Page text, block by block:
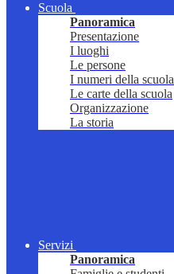
Scuola
Panoramica
Presentazione
I luoghi
Le persone
I numeri della scuola
Le carte della scuola
Organizzazione
La storia
Servizi
Panoramica